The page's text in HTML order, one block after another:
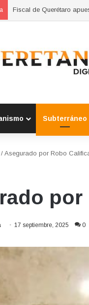
Refuerzan municipios
Subterráneo
/ Asegurado por Robo
por
17 septiembre, 2025 0